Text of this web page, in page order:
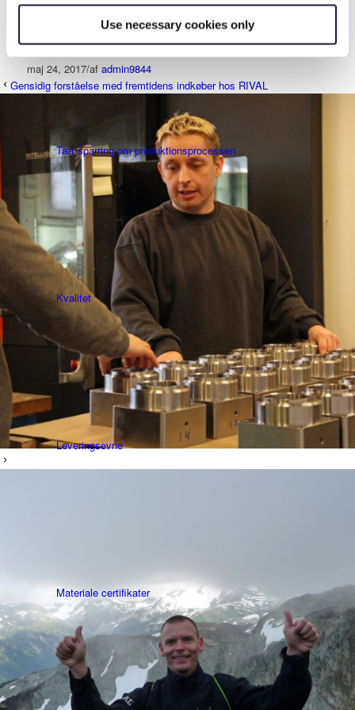
Use necessary cookies only
Tæt sparring om produktionsprocessen
Kvalitet
Leveringsevne
Materiale certifikater
dem, som i sidste ende skal bruge emnerne.”
maj 24, 2017/af admin9844
Gensidig forståelse med fremtidens indkøber hos RIVAL